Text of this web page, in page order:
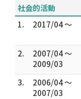
社会的活動
1.
2017/04 ～
2.
2007/04 ～
2009/03
3.
2006/04 ～
2007/03